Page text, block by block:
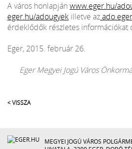
A város honlapján www.eger.hu/
eger.hu/adougyek illetve az
érdeklődők részletes információkat
Eger, 2015. február 26.
Eger Megyei Jogú Város
< VISSZA
MEGYEI JOGÚ VÁROS